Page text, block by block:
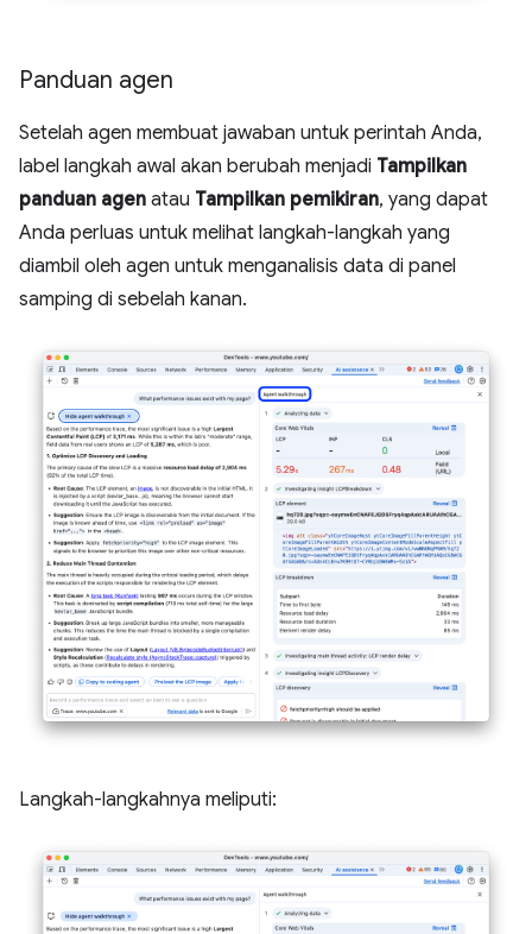
Panduan agen
Setelah agen membuat jawaban untuk perintah Anda,
label langkah awal akan berubah menjadi Tampilkan
panduan agen atau Tampilkan pemikiran, yang dapat
Anda perluas untuk melihat langkah-langkah yang
diambil oleh agen untuk menganalisis data di panel
samping di sebelah kanan.
Langkah-langkahnya meliputi: